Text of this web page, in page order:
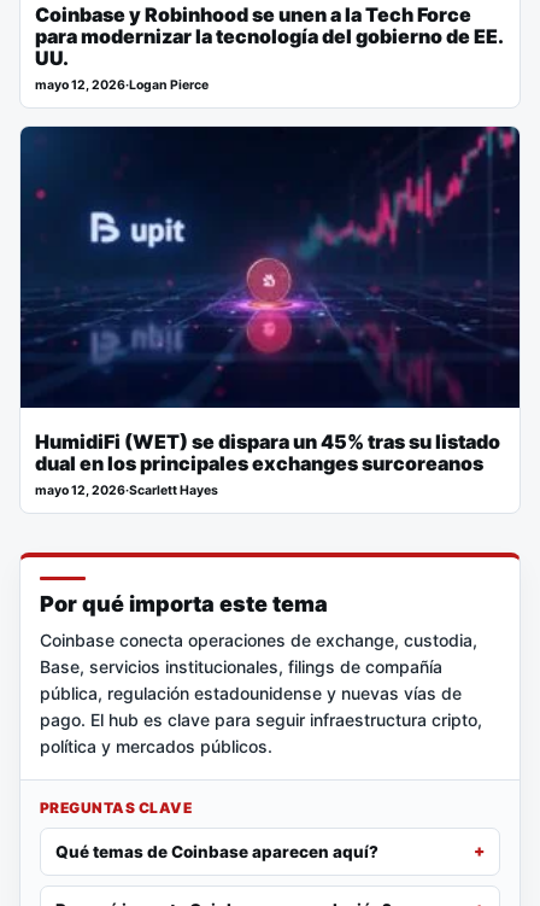
Coinbase y Robinhood se unen a la Tech Force
para modernizar la tecnología del gobierno de EE.
UU.
mayo 12, 2026·Logan Pierce
HumidiFi (WET) se dispara un 45% tras su listado
dual en los principales exchanges surcoreanos
mayo 12, 2026·Scarlett Hayes
Por qué importa este tema
Coinbase conecta operaciones de exchange, custodia,
Base, servicios institucionales, filings de compañía
pública, regulación estadounidense y nuevas vías de
pago. El hub es clave para seguir infraestructura cripto,
política y mercados públicos.
PREGUNTAS CLAVE
Qué temas de Coinbase aparecen aquí?